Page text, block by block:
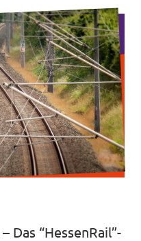
– Das “HessenRail”-